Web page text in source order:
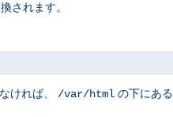
されます。
ければ、 /var/html の下にある